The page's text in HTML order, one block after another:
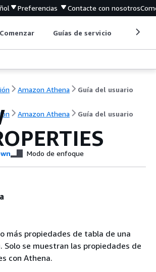
Preferencias Contacte con nosotros
Comenzar Guías de servicio
Amazon Athena Guía del usuario
Amazon Athena Guía del usuario
Modo de enfoque
más propiedades de tabla de una
Solo se muestran las propiedades de
con Athena.